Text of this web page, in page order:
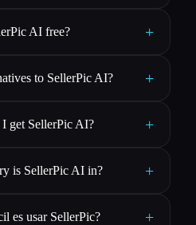
AI free? +
to SellerPic AI? +
I get SellerPic AI? +
is SellerPic AI in? +
es usar SellerPic? +